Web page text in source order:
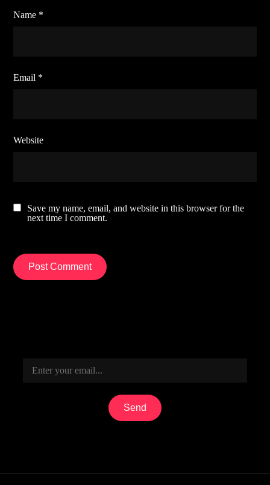
Name *
Email *
Website
Save my name, email, and website in this browser for the
next time I comment.
Send